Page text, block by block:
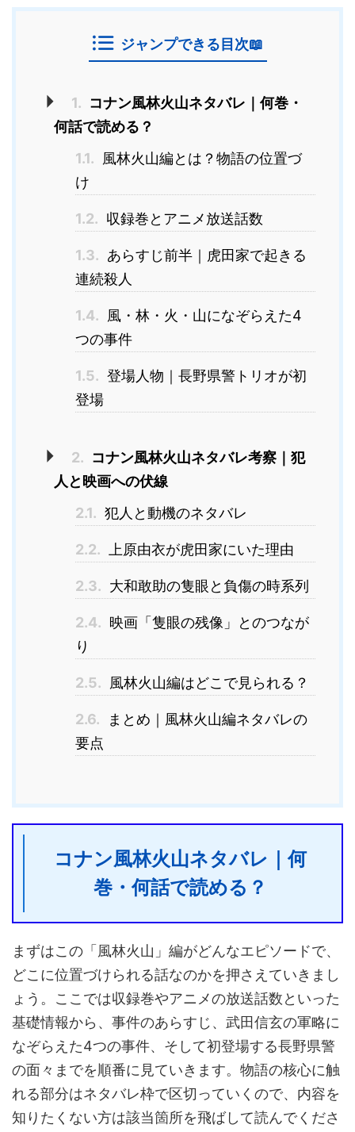
ジャンプできる目次📖
1. コナン風林火山ネタバレ｜何巻・
何話で読める？
1.1.
風林火山編とは？物語の位置づ
け
1.2. 収録巻とアニメ放送話数
1.3. あらすじ前半｜虎田家で起きる
連続殺人
1.4.
風・林・火・山になぞらえた4
つの事件
1.5. 登場人物｜長野県警トリオが初
登場
2. コナン風林火山ネタバレ考察｜犯
人と映画への伏線
2.1. 犯人と動機のネタバレ
2.2. 上原由衣が虎田家にいた理由
2.3. 大和敢助の隻眼と負傷の時系列
2.4. 映画「隻眼の残像」とのつなが
り
2.5. 風林火山編はどこで見られる？
2.6.
まとめ｜風林火山編ネタバレの
要点
コナン風林火山ネタバレ｜何
巻・何話で読める？
まずはこの「風林火山」編がどんなエピソードで、
どこに位置づけられる話なのかを押さえていきまし
ょう。ここでは収録巻やアニメの放送話数といった
基礎情報から、事件のあらすじ、武田信玄の軍略に
なぞらえた4つの事件、そして初登場する長野県警
の面々までを順番に見ていきます。物語の核心に触
れる部分はネタバレ枠で区切っていくので、内容を
知りたくない方は該当箇所を飛ばして読んでくださ